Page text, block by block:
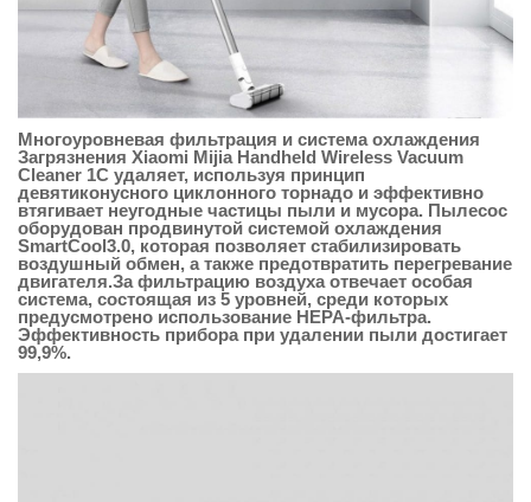
Многоуровневая фильтрация и система охлаждения
Загрязнения Xiaomi Mijia Handheld Wireless Vacuum
Cleaner 1C удаляет, используя принцип
девятиконусного циклонного торнадо и эффективно
втягивает неугодные частицы пыли и мусора. Пылесос
оборудован продвинутой системой охлаждения
SmartCool3.0, которая позволяет стабилизировать
воздушный обмен, а также предотвратить перегревание
двигателя.За фильтрацию воздуха отвечает особая
система, состоящая из 5 уровней, среди которых
предусмотрено использование НЕРА-фильтра.
Эффективность прибора при удалении пыли достигает
99,9%.